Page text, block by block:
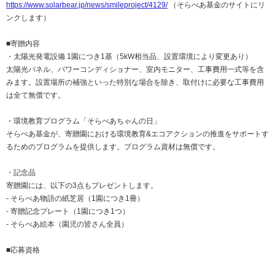
https://www.solarbear.jp/news/smileproject/4129/（そらべあ基金のサイトにリ
ンクします）
■寄贈内容
・太陽光発電設備 1園につき1基（5kW相当品、設置環境により変更あり）
太陽光パネル、パワーコンディショナー、室内モニター、工事費用一式等を含
みます。設置場所の補強といった特別な場合を除き、取付けに必要な工事費用
は全て無償です。
・環境教育プログラム「そらべあちゃんの日」
そらべあ基金が、寄贈園における環境教育&エコアクションの推進をサポートす
るためのプログラムを提供します。プログラム資材は無償です。
・記念品
寄贈園には、以下の3点もプレゼントします。
- そらべあ物語の紙芝居（1園につき1冊）
- 寄贈記念プレート（1園につき1つ）
- そらべあ絵本（園児の皆さん全員）
■応募資格